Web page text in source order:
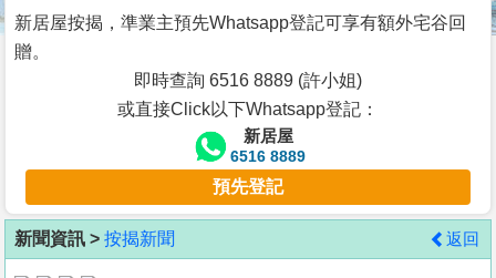
谷
按
客
地
新居屋按揭，準業主預先Whatsapp登記可享有額外宅谷回
贈。
即時查詢 6516 8889 (許小姐)
或直接Click以下Whatsapp登記：
新居屋
6516 8889
預先登記
新聞資訊 > 按揭新聞 返回